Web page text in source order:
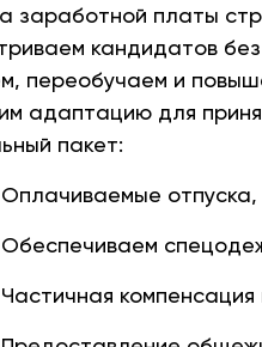
заработной платы
кандидатов
переобучаем и
адаптацию для
пакет:
Оплачиваемые
Обеспечиваем
Частичная